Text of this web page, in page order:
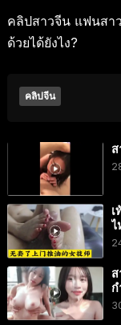
คลิปสาวจีน แฟนสา
ด้วยได้ยังไง?
คลิปจีน
ส
เ
ไ
ส
ก